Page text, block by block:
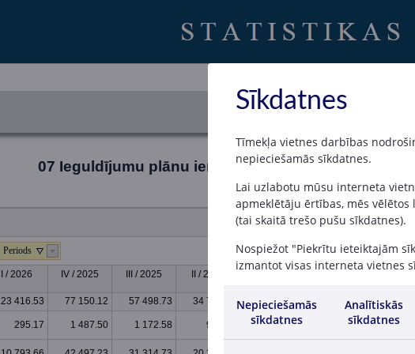
07 Ieguldījumu plānu ienākumi un izdevumi
Periods
I / 2026 IV / 2025 III / 2025 II / 2025
23 416.53 77 150.12 57 498.73 34 734.46 16 541.89 62 982.57 47
295.17 1 487.50 1 172.58 942.17 531.74 2 905.12 2
Sīkdatnes
Tīmekļa vietnes darbības
nepieciešamās sīkdatnes.
Lai uzlabotu mūsu interneta
apmeklētāju ērtības, mēs
(tai skaitā trešo pušu sīkdatnes).
Nospiežot "Piekrītu ieteiktajām
izmantot visas interneta vietnes
Nepieciešamās
sīkdatnes
Analītiskās
sīkdatnes